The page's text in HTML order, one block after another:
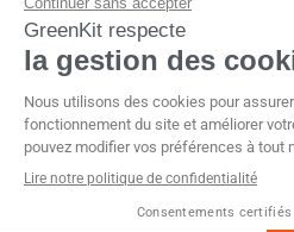
Sérigraphie (2 couleurs)
Sérigraphie (4 couleurs)
Transfert réfléchissant (1 couleur)
Transfert sérigraphique (1 couleur)
Transfert sérigraphique (2
Transfert sérigraphique (3